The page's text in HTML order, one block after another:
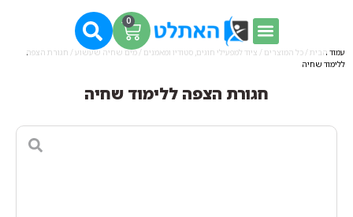
0
עמוד הבית / כל המוצרים / ציוד למפעילי חוגים, סטודיו ומאמנים / מים שחיה שעשוע / חגורת הצפה
ללימוד שחיה
חגורת הצפה ללימוד שחיה